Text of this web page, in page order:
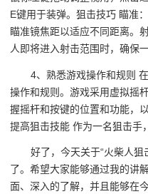
E键用于装弹。狙击技巧 瞄准
瞄准镜焦距以适应不同距离。
人即将进入射击范围时，确保一
4、熟悉游戏操作和规则
操作和规则。游戏采用虚拟摇
握摇杆和按键的位置和功能，
提高狙击技能 作为一名狙击手
好了，今天关于“火柴人
了。希望大家能够通过我的讲
面、深入的了解，并且能够在